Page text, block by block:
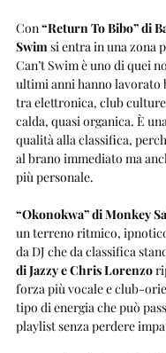
Con “Return To Bibo” di
Swim si entra in una zona
Can’t Swim è uno di quei
ultimi anni hanno lavorato
tra elettronica, club
calda, quasi organica. È
qualità alla classifica,
al brano immediato ma
più personale.
“Okonokwa” di Monkey
un terreno ritmico,
da DJ che da classifica
di Jazzy e Chris Lorenzo
forza più vocale e club-
tipo di energia che può
playlist senza perdere